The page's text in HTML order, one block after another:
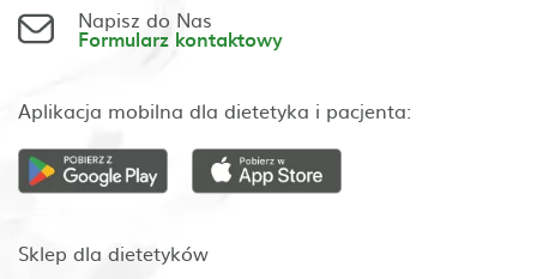
Napisz do Nas
Formularz kontaktowy
Aplikacja mobilna dla dietetyka i pacjenta:
Sklep dla dietetyków